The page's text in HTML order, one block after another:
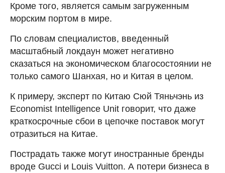
Кроме того, является самым загруженным
морским портом в мире.
По словам специалистов, введенный
масштабный локдаун может негативно
сказаться на экономическом благосостоянии не
только самого Шанхая, но и Китая в целом.
К примеру, эксперт по Китаю Сюй Тяньчэнь из
Economist Intelligence Unit говорит, что даже
краткосрочные сбои в цепочке поставок могут
отразиться на Китае.
Пострадать также могут иностранные бренды
вроде Gucci и Louis Vuitton. А потери бизнеса в